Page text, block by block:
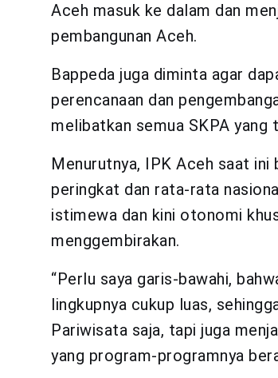
Aceh masuk ke dalam dan
pembangunan Aceh.
Bappeda juga diminta agar
perencanaan dan
melibatkan semua SKPA
Menurutnya, IPK Aceh saat
peringkat dan rata-rata
istimewa dan kini otonomi
menggembirakan.
“Perlu saya garis-bawahi,
lingkupnya cukup luas,
Pariwisata saja, tapi juga
yang program-programnya